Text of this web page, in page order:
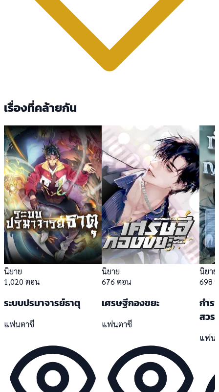
เรื่องที่คล้ายกัน
นิยาย
1,020 ตอน
ระบบปรมาจารย์ธาตุ
แฟนตาซี
นิยาย
676 ตอน
เศรษฐีกองขยะ
แฟนตาซี
นิยาย
698
กำร
สวร
แฟน